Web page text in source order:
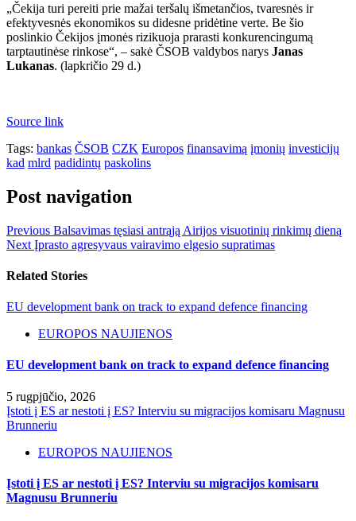
„Čekija turi pereiti prie mažai teršalų išmetančios, tvaresnės ir
efektyvesnės ekonomikos su didesne pridėtine verte. Be šio
poslinkio Čekijos įmonės rizikuoja prarasti konkurencingumą
tarptautinėse rinkose“, – sakė ČSOB valdybos narys Janas
Lukanas. (lapkričio 29 d.)
Source link
Tags: bankas ČSOB CZK Europos finansavimą įmonių investicijų
kad mlrd padidintų paskolins
Post navigation
Previous Balsavimas tęsiasi antrąją Airijos visuotinių rinkimų dieną
Next Įprasto agresyvaus vairavimo elgesio supratimas
Related Stories
EU development bank on track to expand defence financing
EUROPOS NAUJIENOS
EU development bank on track to expand defence financing
5 rugpjūčio, 2026
Įstoti į ES ar nestoti į ES? Interviu su migracijos komisaru Magnusu
Brunneriu
EUROPOS NAUJIENOS
Įstoti į ES ar nestoti į ES? Interviu su migracijos komisaru
Magnusu Brunneriu